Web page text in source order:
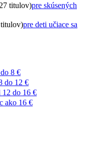
titulov)pre skúsených
titulov)pre deti učiace sa
8 €
do 12 €
12 do 16 €
ako 16 €